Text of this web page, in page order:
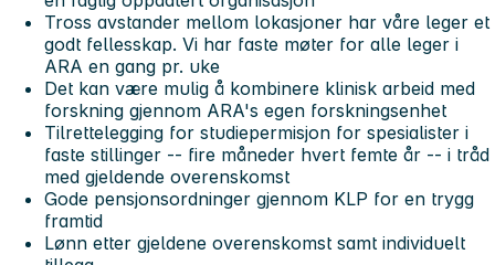
Tross avstander mellom lokasjoner har våre leger et
godt fellesskap. Vi har faste møter for alle leger i
ARA en gang pr. uke
Det kan være mulig å kombinere klinisk arbeid med
forskning gjennom ARA's egen forskningsenhet
Tilrettelegging for studiepermisjon for spesialister i
faste stillinger -- fire måneder hvert femte år -- i tråd
med gjeldende overenskomst
Gode pensjonsordninger gjennom KLP for en trygg
framtid
Lønn etter gjeldene overenskomst samt individuelt